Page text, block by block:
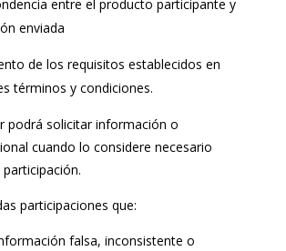
entre el producto participante y
enviada
de los requisitos establecidos en
términos y condiciones.
podrá solicitar información o
cuando lo considere necesario
participaciones que:
falsa, inconsistente o